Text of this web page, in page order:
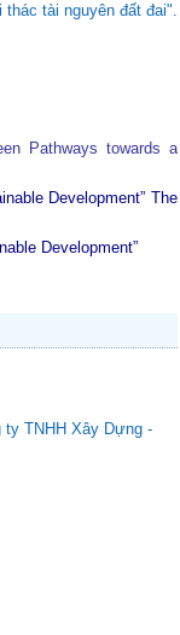
thác tài nguyên đất đai".
Pathways towards a
Development” The
Development”
TNHH Xây Dựng -